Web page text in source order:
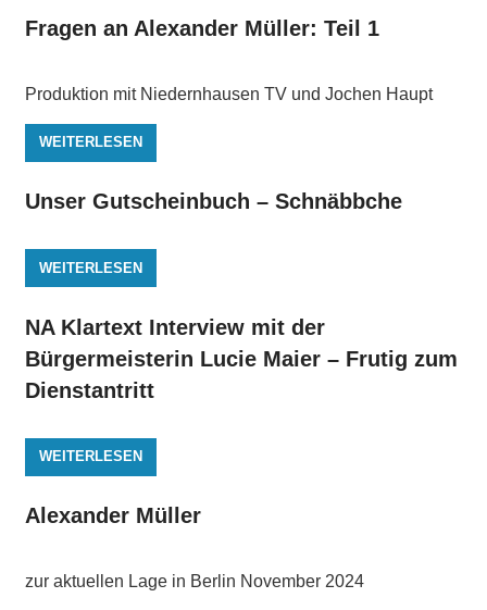
Fragen an Alexander Müller: Teil 1
Produktion mit Niedernhausen TV und Jochen Haupt
WEITERLESEN
Unser Gutscheinbuch – Schnäbbche
WEITERLESEN
NA Klartext Interview mit der
Bürgermeisterin Lucie Maier – Frutig zum
Dienstantritt
WEITERLESEN
Alexander Müller
zur aktuellen Lage in Berlin November 2024